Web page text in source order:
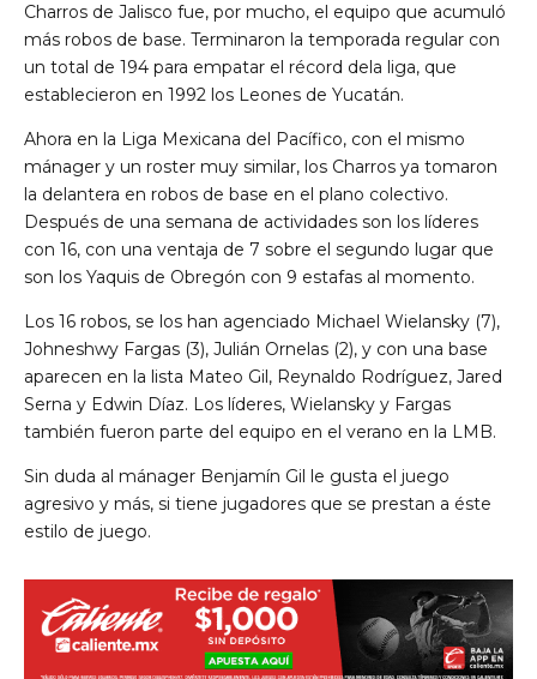
Charros de Jalisco fue, por mucho, el equipo que acumuló
más robos de base. Terminaron la temporada regular con
un total de 194 para empatar el récord dela liga, que
establecieron en 1992 los Leones de Yucatán.
Ahora en la Liga Mexicana del Pacífico, con el mismo
mánager y un roster muy similar, los Charros ya tomaron
la delantera en robos de base en el plano colectivo.
Después de una semana de actividades son los líderes
con 16, con una ventaja de 7 sobre el segundo lugar que
son los Yaquis de Obregón con 9 estafas al momento.
Los 16 robos, se los han agenciado Michael Wielansky (7),
Johneshwy Fargas (3), Julián Ornelas (2), y con una base
aparecen en la lista Mateo Gil, Reynaldo Rodríguez, Jared
Serna y Edwin Díaz. Los líderes, Wielansky y Fargas
también fueron parte del equipo en el verano en la LMB.
Sin duda al mánager Benjamín Gil le gusta el juego
agresivo y más, si tiene jugadores que se prestan a éste
estilo de juego.